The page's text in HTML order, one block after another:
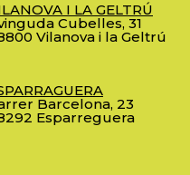
I LA GELTRÚ
Cubelles, 31
Vilanova i la Geltrú
Barcelona, 23
Esparreguera